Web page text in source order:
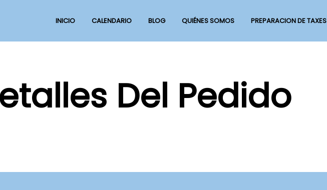
INICIO CALENDARIO BLOG QUIÉNES SOMOS PREPARACION DE TAXES
Del Pedido